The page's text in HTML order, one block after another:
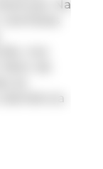
Na
nos
de
as